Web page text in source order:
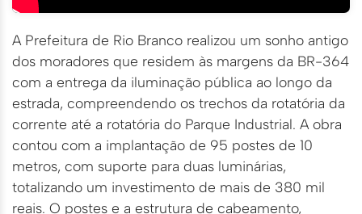
A Prefeitura de Rio Branco realizou um sonho antigo
dos moradores que residem às margens da BR-364
com a entrega da iluminação pública ao longo da
estrada, compreendendo os trechos da rotatória da
corrente até a rotatória do Parque Industrial. A obra
contou com a implantação de 95 postes de 10
metros, com suporte para duas luminárias,
totalizando um investimento de mais de 380 mil
reais. O postes e a estrutura de cabeamento,